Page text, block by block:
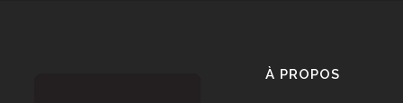
À PROPOS